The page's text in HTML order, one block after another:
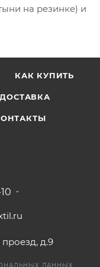
на резинке) и
КАК КУПИТЬ
ДОСТАВКА
д.9